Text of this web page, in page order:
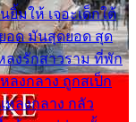
มให้ เจอะเด็กใต้
อด มันสุดยอด สุด
งรักสาวราม ที่พัก
ลงกลาง ถูกสเป็ก
หลงกลาง กลัว